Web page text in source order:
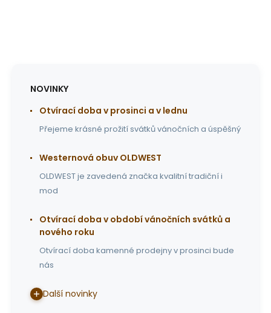
NOVINKY
Otvírací doba v prosinci a v lednu
Přejeme krásné prožití svátků vánočních a úspěšný
Westernová obuv OLDWEST
OLDWEST je zavedená značka kvalitní tradiční i
mod
Otvírací doba v období vánočních svátků a
nového roku
Otvírací doba kamenné prodejny v prosinci bude
nás
Další novinky